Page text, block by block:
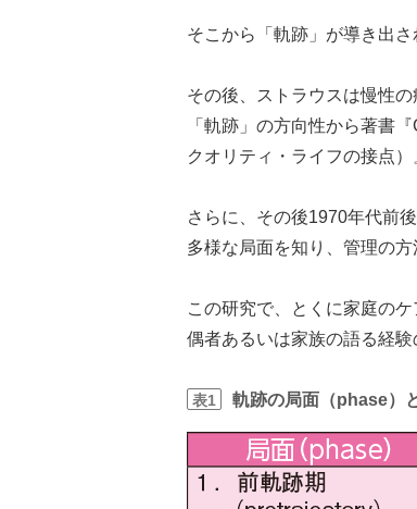
そこから「軌跡」が導き出さ
その後、ストラウスは慢性
「軌跡」の方向性から著書
クオリティ・ライフの接点
さらに、その後1970年代前
多様な局面を知り、管理の方
この研究で、とくに家庭の
偶者あるいは家族の語る経
表1 軌跡の局面（phase）